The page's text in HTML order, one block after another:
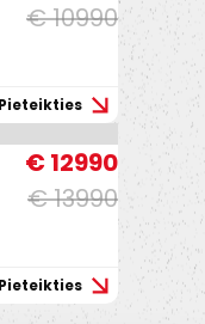
€ 10990
Pieteikties
€ 13990
€ 12990
Pieteikties